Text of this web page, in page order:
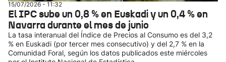
15/07/2026 - 11:32
El IPC sube un 0,8 % en Euskadi y un 0,4 % en
Navarra durante el mes de junio
La tasa interanual del Índice de Precios al Consumo es del 3,2
% en Euskadi (por tercer mes consecutivo) y del 2,7 % en la
Comunidad Foral, según los datos publicados este miércoles